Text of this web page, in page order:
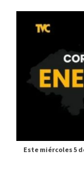
Este miércoles 5